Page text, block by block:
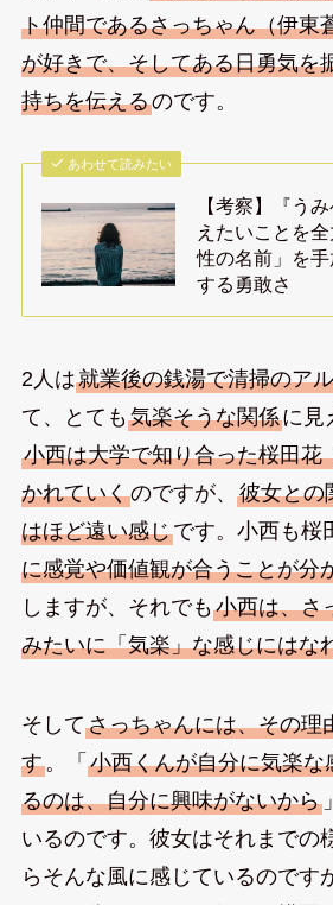
ト仲間であるさっちゃん（伊東
が好きで、そしてある日勇気を
持ちを伝えるのです。
あわせて読みたい
【考察】『う
えたいことを
性の名前」を手
する勇敢さ
2人は就業後の銭湯で清掃のア
て、とても気楽そうな関係に見
小西は大学で知り合った桜田花
かれていくのですが、 彼女との
はほど遠い感じです。小西も桜
に感覚や価値観が合うことが分
しますが、それでも小西は、さ
みたいに「気楽」な感じにはな
そしてさっちゃんには、その理
す。「 小西くんが自分に気楽な
るのは、自分に興味がないから
いるのです。彼女はそれまでの
らそんな風に感じているのです